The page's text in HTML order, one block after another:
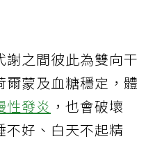
之間彼此為雙向干
蒙及血糖穩定，體
性發炎 ，也會破壞
不好、白天不起精